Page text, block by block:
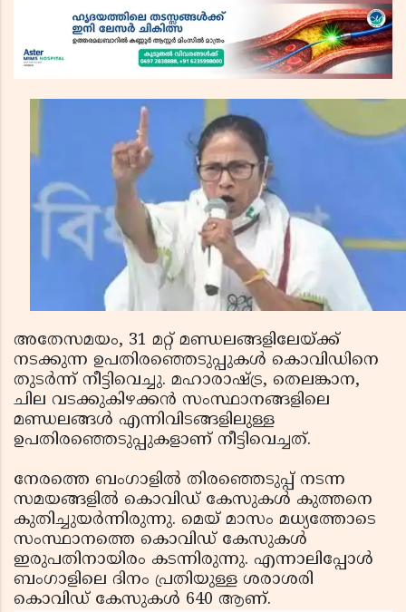
അതേസമയം, 31 മറ്റ് മണ്ഡലങ്ങളിലേയ്ക്ക്
നടക്കുന്ന ഉപതിരഞ്ഞെടുപ്പുകൾ കൊവിഡിനെ
തുടർന്ന് നീട്ടിവെച്ചു. മഹാരാഷ്ട്ര, തെലങ്കാന,
ചില വടക്കുകിഴക്കൻ സംസ്ഥാനങ്ങളിലെ
മണ്ഡലങ്ങൾ എന്നിവിടങ്ങളിലുള്ള
ഉപതിരഞ്ഞെടുപ്പുകളാണ് നീട്ടിവെച്ചത്.
നേരത്തെ ബംഗാളിൽ തിരഞ്ഞെടുപ്പ് നടന്ന
സമയങ്ങളിൽ കൊവിഡ് കേസുകൾ കുത്തനെ
കുതിച്ചുയർന്നിരുന്നു. മെയ് മാസം മധ്യത്തോടെ
സംസ്ഥാനത്തെ കൊവിഡ് കേസുകൾ
ഇരുപതിനായിരം കടന്നിരുന്നു. എന്നാലിപ്പോൾ
ബംഗാളിലെ ദിനം പ്രതിയുള്ള ശരാശരി
കൊവിഡ് കേസുകൾ 640 ആണ്.